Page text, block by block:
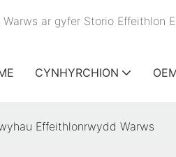
ar gyfer Storio Effeithlon
CYNHYRCHION
Effeithlonrwydd Warws